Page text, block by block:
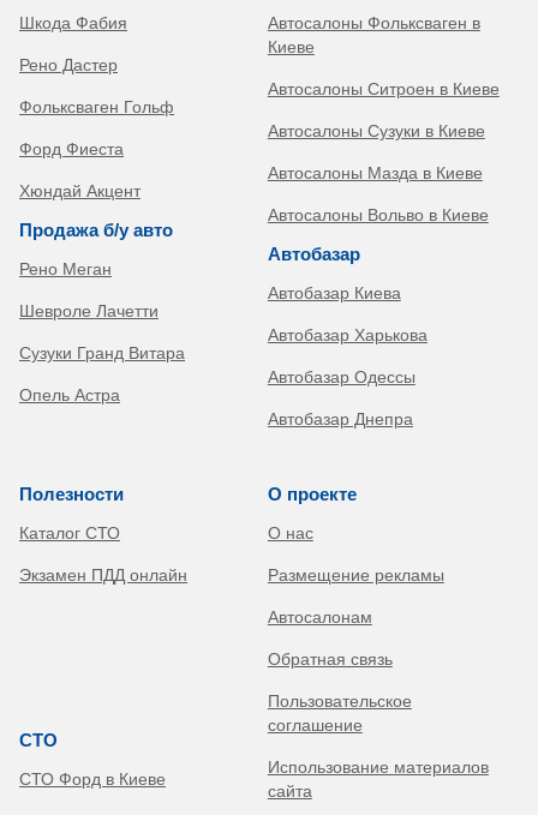
Шкода Фабия
Рено Дастер
Фольксваген Гольф
Форд Фиеста
Хюндай Акцент
Продажа б/у авто
Рено Меган
Шевроле Лачетти
Сузуки Гранд Витара
Опель Астра
Автосалоны Фольксваген в
Киеве
Автосалоны Ситроен в Киеве
Автосалоны Сузуки в Киеве
Автосалоны Мазда в Киеве
Автосалоны Вольво в Киеве
Автобазар
Автобазар Киева
Автобазар Харькова
Автобазар Одессы
Автобазар Днепра
Полезности
Каталог СТО
Экзамен ПДД онлайн
СТО
СТО Форд в Киеве
О проекте
О нас
Размещение рекламы
Автосалонам
Обратная связь
Пользовательское
соглашение
Использование материалов
сайта